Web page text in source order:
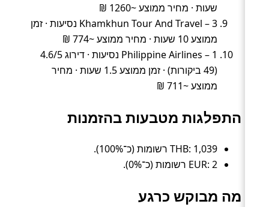
שעות · מחיר ממוצע ~1260 ₪
Khamkhun Tour And Travel – 3 נסיעות · זמן
ממוצע 10 שעות · מחיר ממוצע ~774 ₪
Philippine Airlines – 1 נסיעות · דירוג 4.6/5
(49 ביקורות) · זמן ממוצע 1.5 שעות · מחיר
ממוצע ~711 ₪
התפלגות מטבעות בהזמנות
THB: 1,039 רשומות (כ־100%).
EUR: 2 רשומות (כ־0%).
מה מבוקש כרגע